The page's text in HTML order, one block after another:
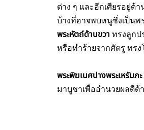
ต่าง ๆ และอีกเศียรอยู่ด้
บ้างที่อาจพบหนูซึ่งเป็นพ
พระหัตถ์ด้านขวา ทรงลูกป
หรือทำร้ายจากศัตรู ทร
พระพิฆเนศปางพระเหรัม
มาบูชาเพื่ออำนวยผลดีด้